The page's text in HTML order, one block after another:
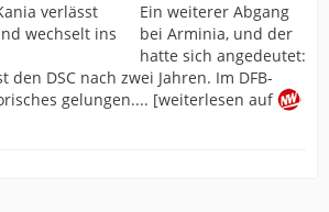
Ein weiterer Abgang
bei Arminia, und der
hatte sich angedeutet:
den DSC nach zwei Jahren. Im DFB-
gelungen.... [weiterlesen auf